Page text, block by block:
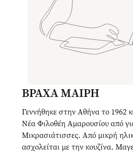
ΒΡΑΧΑ ΜΑΙΡΗ
Γεννήθηκε στην Αθήνα το 1962
Νέα Φιλοθέη Αμαρουσίου από
Μικρασιάτισσες. Από μικρή
ασχολείται με την κουζίνα.